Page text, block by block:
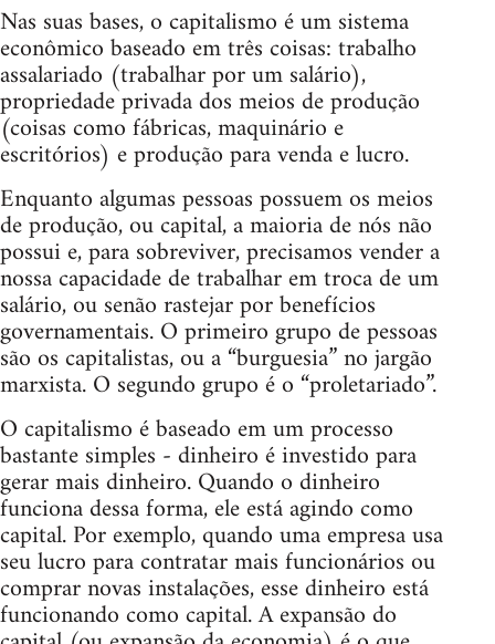
Nas suas bases, o capitalismo é um sistema
econômico baseado em três coisas: trabalho
assalariado (trabalhar por um salário),
propriedade privada dos meios de produção
(coisas como fábricas, maquinário e
escritórios) e produção para venda e lucro.
Enquanto algumas pessoas possuem os meios
de produção, ou capital, a maioria de nós não
possui e, para sobreviver, precisamos vender a
nossa capacidade de trabalhar em troca de um
salário, ou senão rastejar por benefícios
governamentais. O primeiro grupo de pessoas
são os capitalistas, ou a “burguesia” no jargão
marxista. O segundo grupo é o “proletariado”.
O capitalismo é baseado em um processo
bastante simples - dinheiro é investido para
gerar mais dinheiro. Quando o dinheiro
funciona dessa forma, ele está agindo como
capital. Por exemplo, quando uma empresa usa
seu lucro para contratar mais funcionários ou
comprar novas instalações, esse dinheiro está
funcionando como capital. A expansão do